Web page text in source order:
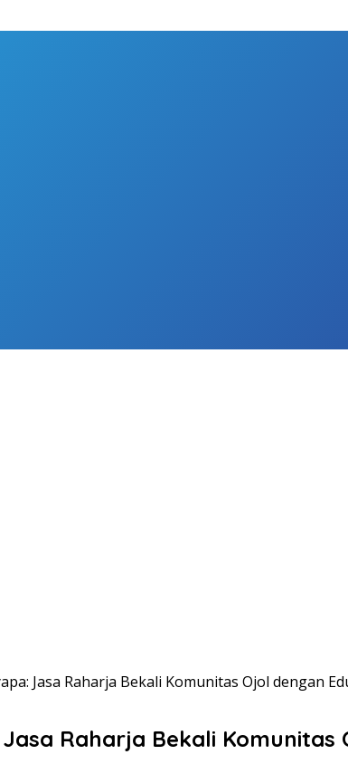
Jasa Raharja Bekali Komunitas Ojol dengan
Raharja Bekali Komunitas